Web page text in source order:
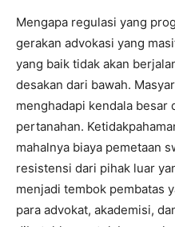
Mengapa regulasi yang
gerakan advokasi yang
yang baik tidak akan
desakan dari bawah.
menghadapi kendala besar
pertanahan.
mahalnya biaya pemetaan
resistensi dari pihak luar
menjadi tembok pembatas
para advokat, akademisi,